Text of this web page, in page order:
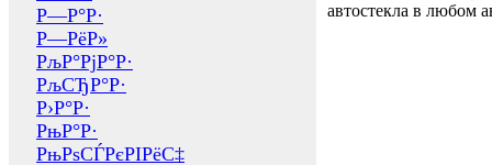
Р—Р°Р·
Р—РёР»
РљР°РјР°Р·
РљСЂР°Р·
Р›Р°Р·
РњР°Р·
РњРѕСЃРєРІРёС‡
автостекла в любом